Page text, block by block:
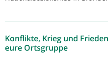
Konflikte, Krieg und
eure Ortsgruppe